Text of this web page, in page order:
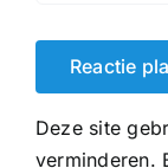
Deze site
verminderen.